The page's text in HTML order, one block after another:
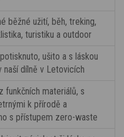
běžné užití, běh, treking,
turistiku a outdoor
ušito a s láskou
naší dílně v Letovicích
funkčních materiálů, s
k přírodě a
s přístupem zero-waste